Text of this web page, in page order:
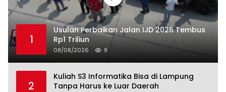
1
Usulan Perbaikan Jalan IJD 2026 Tembus
Rp1 Triliun
08/08/2026 9
2
Kuliah S3 Informatika Bisa di Lampung
Tanpa Harus ke Luar Daerah